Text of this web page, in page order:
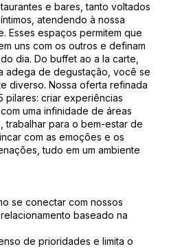
e bares, tanto voltados
atendendo à nossa
Esses espaços permitem que
uns com os outros e definam
dia. Do buffet ao a la carte,
adega de degustação, você se
diverso. Nossa oferta refinada
pilares: criar experiências
uma infinidade de áreas
trabalhar para o bem-estar de
com as emoções e os
tudo em um ambiente
se conectar com nossos
baseado na
de prioridades e limita o